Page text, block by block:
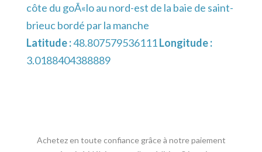
côte du goÃ«lo au nord-est de la baie de saint-
brieuc bordé par la manche
Latitude :48.807579536111Longitude :
3.0188404388889
Achetez en toute confiance grâce à notre paiement